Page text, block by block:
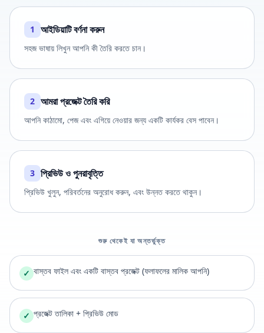
1 আইডিয়াটি বর্ণনা করুন
সহজ ভাষায় লিখুন আপনি কী তৈরি করতে চান।
2 আমরা প্রজেক্ট তৈরি করি
আপনি কাঠামো, পেজ এবং এগিয়ে নেওয়ার জন্য একটি কার্যকর বেস পাবেন।
3 প্রিভিউ ও পুনরাবৃত্তি
প্রিভিউ খুলুন, পরিবর্তনের অনুরোধ করুন, এবং উন্নত করতে থাকুন।
শুরু থেকেই যা অন্তর্ভুক্ত
✓ বাস্তব ফাইল এবং একটি বাস্তব প্রজেক্ট (ফলাফলের মালিক আপনি)
✓ প্রজেক্ট তালিকা + প্রিভিউ মোড